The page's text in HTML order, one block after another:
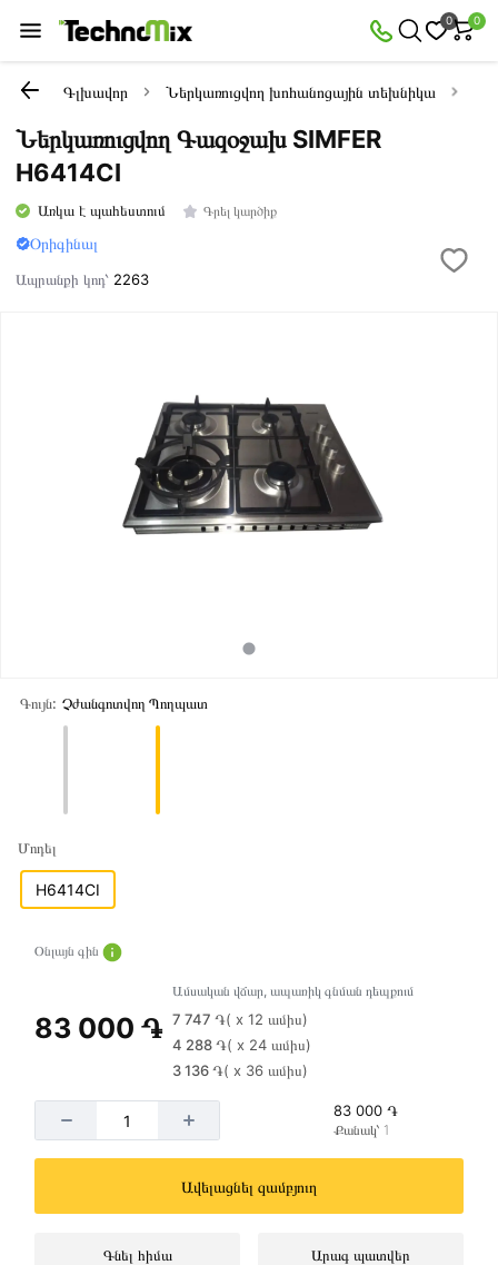
0 0
Գլխավոր Ներկառուցվող խոհանոցային տեխնիկա
Ներկառուցվող Գազօջախ SIMFER
H6414CI
Առկա է պահեստում Գրել կարծիք
Օրիգինալ
Ապրանքի կոդ՝ 2263
Գույն: Չժանգոտվող Պողպատ
Մոդել
H6414CI
Օնլայն գին
83 000 ֏
Ամսական վճար, ապառիկ գնման դեպքում
7 747 ֏( x 12 ամիս)
4 288 ֏( x 24 ամիս)
3 136 ֏( x 36 ամիս)
83 000 ֏
Քանակ՝ 1
Ավելացնել զամբյուղ
Գնել հիմա Արագ պատվեր